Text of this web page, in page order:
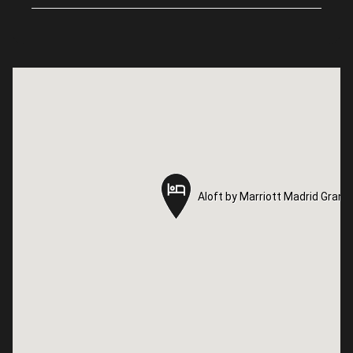
Aloft by Marriott Madrid Gran
Aloft by Marriott Madrid Gran